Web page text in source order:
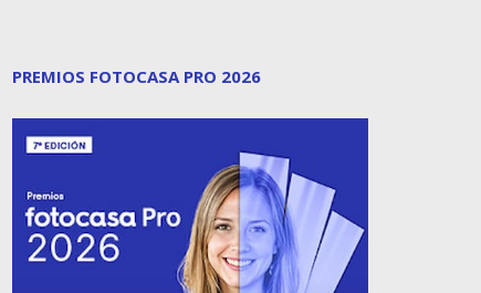
PREMIOS FOTOCASA PRO 2026